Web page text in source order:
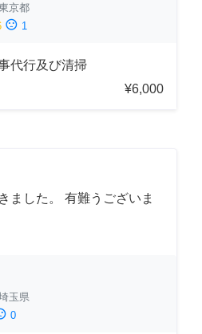
京都
sentiment_dissatisfied 1
代行及び清掃
¥6,000
ました。 有難うございま
玉県
0